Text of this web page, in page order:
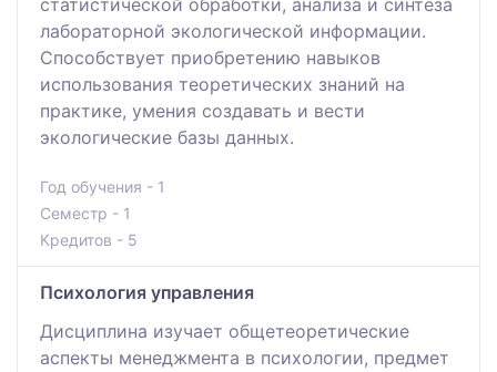
статистической обработки, анализа и синтеза
лабораторной экологической информации.
Способствует приобретению навыков
использования теоретических знаний на
практике, умения создавать и вести
экологические базы данных.
Год обучения - 1
Семестр - 1
Кредитов - 5
Психология управления
Дисциплина изучает общетеоретические
аспекты менеджмента в психологии, предмет